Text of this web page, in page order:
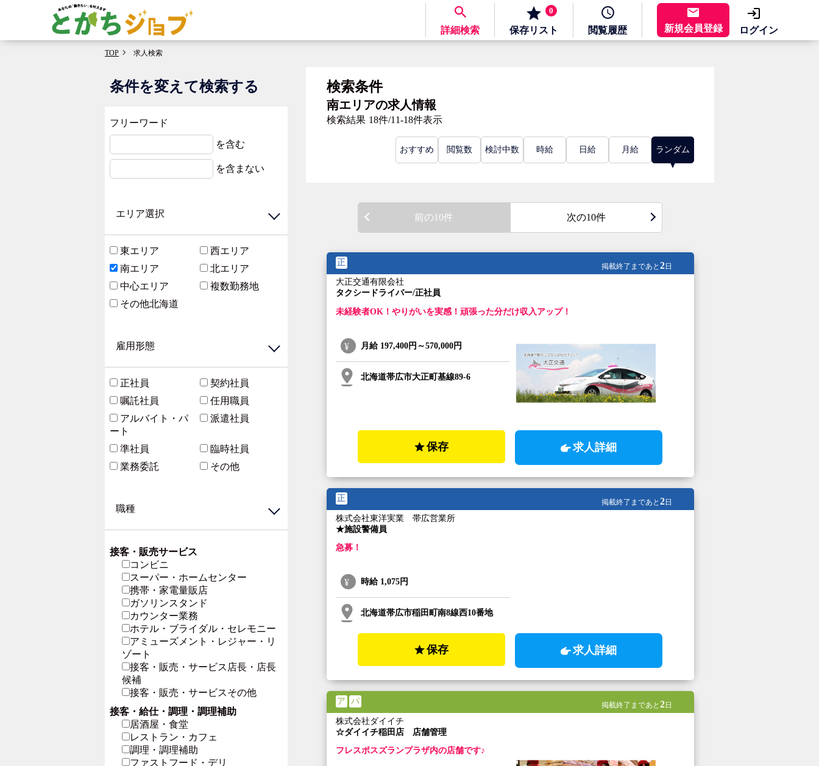
詳細検索 保存リスト
0
閲覧履歴 新規会員登録 ログイン
TOP 求人検索
検索条件
南エリアの求人情報
検索結果 18件/11-18件表示
おすすめ 閲覧数 検討中数 時給 日給 月給 ランダム
前の10件 次の10件
正 掲載終了まであと2日
大正交通有限会社
タクシードライバー/正社員
未経験者OK！やりがいを実感！頑張った分だけ収入アップ！
月給 197,400円～570,000円
北海道帯広市大正町基線89-6
保存 求人詳細
正 掲載終了まであと2日
株式会社東洋実業 帯広営業所
★施設警備員
急募！
時給 1,075円
北海道帯広市稲田町南8線西10番地
保存 求人詳細
ア パ 掲載終了まであと2日
株式会社ダイイチ
☆ダイイチ稲田店 店舗管理
フレスポスズランプラザ内の店舗です♪
条件を変えて検索する
フリーワード
を含む
を含まない
エリア選択
東エリア
西エリア
南エリア
北エリア
中心エリア
複数勤務地
その他北海道
雇用形態
正社員
契約社員
嘱託社員
任用職員
アルバイト・パ
ート
派遣社員
準社員
臨時社員
業務委託
その他
職種
接客・販売サービス
コンビニ
スーパー・ホームセンター
携帯・家電量販店
ガソリンスタンド
カウンター業務
ホテル・ブライダル・セレモニー
アミューズメント・レジャー・リ
ゾート
接客・販売・サービス店長・店長
候補
接客・販売・サービスその他
接客・給仕・調理・調理補助
居酒屋・食堂
レストラン・カフェ
調理・調理補助
ファストフード・デリ